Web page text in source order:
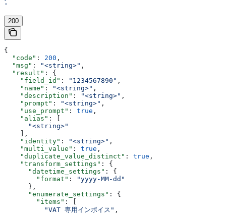
'
200
{
  "code"
: 200 ,
  "msg"
: "<string>" ,
  "result"
: {
    "field_id"
: "1234567890" ,
    "name"
: "<string>" ,
    "description"
: "<string>" ,
    "prompt"
: "<string>" ,
    "use_prompt"
: true ,
    "alias"
: [
      "<string>"
    ],
    "identity"
: "<string>" ,
    "multi_value"
: true ,
    "duplicate_value_distinct"
: true ,
    "transform_settings"
: {
      "datetime_settings"
: {
        "format"
:
"yyyy-MM-dd"
      },
      "enumerate_settings"
: {
        "items"
: [
          "VAT 専用インボイス"
,